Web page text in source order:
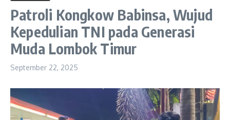
Patroli Kongkow Babinsa, Wujud
Kepedulian TNI pada Generasi
Muda Lombok Timur
September 22, 2025